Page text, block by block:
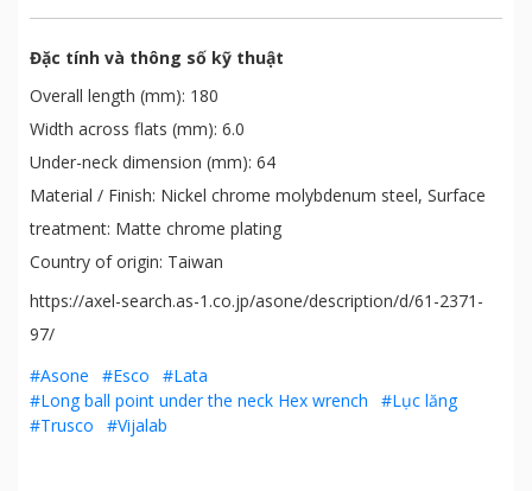
Đặc tính và thông số kỹ thuật
Overall length (mm): 180
Width across flats (mm): 6.0
Under-neck dimension (mm): 64
Material / Finish: Nickel chrome molybdenum steel, Surface
treatment: Matte chrome plating
Country of origin: Taiwan
https://axel-search.as-1.co.jp/asone/description/d/61-2371-
97/
#Asone
#Esco
#Lata
#Long ball point under the neck Hex wrench
#Lục lăng
#Trusco
#Vijalab